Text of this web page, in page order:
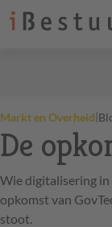
Markt en Overheid|
De
Wie digitalisering in
opkomst van
stoot.